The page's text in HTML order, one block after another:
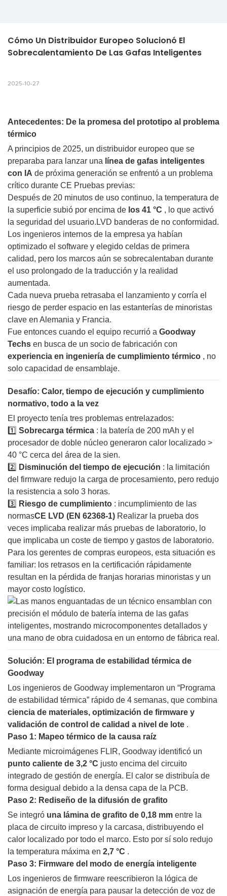
Cómo Un Distribuidor Europeo Solucionó El
Sobrecalentamiento De Las Gafas Inteligentes
2025-10-27
Antecedentes: De la promesa del prototipo al problema
térmico
A principios de 2025, un distribuidor europeo que se
preparaba para lanzar una línea de gafas inteligentes
con IA de próxima generación se enfrentó a un problema
crítico durante CE Pruebas previas:
Después de 20 minutos de uso continuo, la temperatura de
la superficie subió por encima de los 41 °C , lo que activó
la seguridad del usuario. LVD banderas de no conformidad.
Los ingenieros internos de la empresa ya habían
optimizado el software y elegido celdas de primera
calidad, pero los marcos aún se sobrecalentaban durante
el uso prolongado de la traducción y la realidad
aumentada.
Cada nueva prueba retrasaba el lanzamiento y corría el
riesgo de perder espacio en las estanterías de minoristas
clave en Alemania y Francia.
Fue entonces cuando el equipo recurrió a Goodway
Techs en busca de un socio de fabricación con
experiencia en ingeniería de cumplimiento térmico , no
solo capacidad de ensamblaje.
Desafío: Calor, tiempo de ejecución y cumplimiento
normativo, todo a la vez
El proyecto tenía tres problemas entrelazados:
1️⃣ Sobrecarga térmica : la batería de 200 mAh y el
procesador de doble núcleo generaron calor localizado >
40 °C cerca del área de la sien.
2️⃣ Disminución del tiempo de ejecución : la limitación
del firmware redujo la carga de procesamiento, pero redujo
la resistencia a solo 3 horas.
3️⃣ Riesgo de cumplimiento : incumplimiento de las
normasCE LVD (EN 62368-1) Realizar la prueba dos
veces implicaba realizar más pruebas de laboratorio, lo
que implicaba un coste de tiempo y gastos de laboratorio.
Para los gerentes de compras europeos, esta situación es
familiar: los retrasos en la certificación rápidamente
resultan en la pérdida de franjas horarias minoristas y un
mayor costo logístico.
Solución: El programa de estabilidad térmica de
Goodway
Los ingenieros de Goodway implementaron un “Programa
de estabilidad térmica” rápido de 4 semanas, que combina
ciencia de materiales, optimización de firmware y
validación de control de calidad a nivel de lote .
Paso 1: Mapeo térmico de la causa raíz
Mediante microimágenes FLIR, Goodway identificó un
punto caliente de 3,2 °C justo encima del circuito
integrado de gestión de energía. El calor se distribuía de
forma desigual debido a la densa capa de la PCB.
Paso 2: Rediseño de la difusión de grafito
Se integró una lámina de grafito de 0,18 mm entre la
placa de circuito impreso y la carcasa, distribuyendo el
calor localizado por todo el marco. Esto por sí solo redujo
la temperatura máxima en 2,7 °C .
Paso 3: Firmware del modo de energía inteligente
Los ingenieros de firmware reescribieron la lógica de
asignación de energía para pausar la detección de voz de